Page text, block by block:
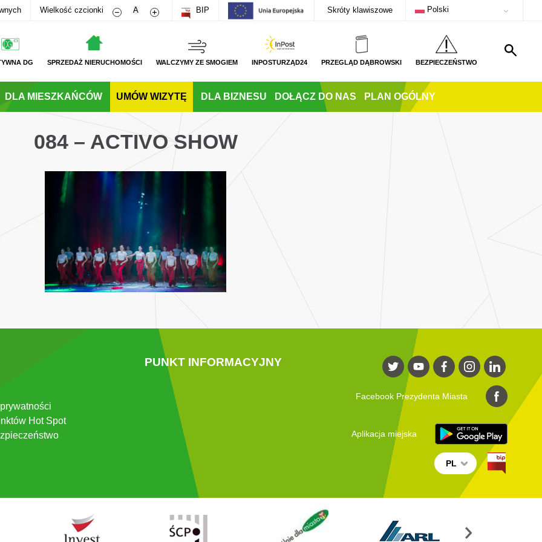
Wielkość czcionki Zmniejsz rozmiar czcionki
A Zwiększ rozmiar czcionki
BIP Skróty klawiszowe Polski
DG SPRZEDAŻ NIERUCHOMOŚCI WALCZYMY ZE SMOGIEM INPOSTURZĄD24 PRZEGLĄD DĄBROWSKI BEZPIECZEŃSTWO
DLA MIESZKAŃCÓW UMÓW WIZYTĘ DLA BIZNESU DOŁĄCZ DO NAS PLAN OGÓLNY
084 – ACTIVO SHOW
Hot Spot
PUNKT INFORMACYJNY
Facebook Prezydenta Miasta
Aplikacja miejska
PL